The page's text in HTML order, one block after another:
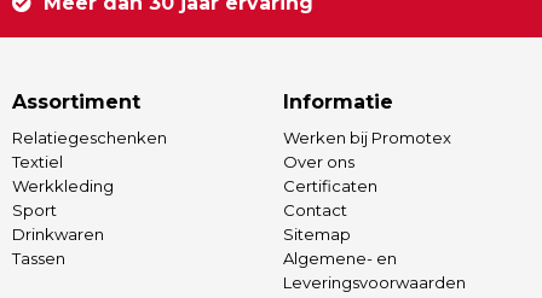
Assortiment
Relatiegeschenken
Textiel
Werkkleding
Sport
Drinkwaren
Tassen
Informatie
Werken bij Promotex
Over ons
Certificaten
Contact
Sitemap
Algemene- en
Leveringsvoorwaarden